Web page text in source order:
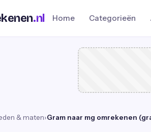
.nl Home Categorieën
& maten›Gram naar mg omrekenen